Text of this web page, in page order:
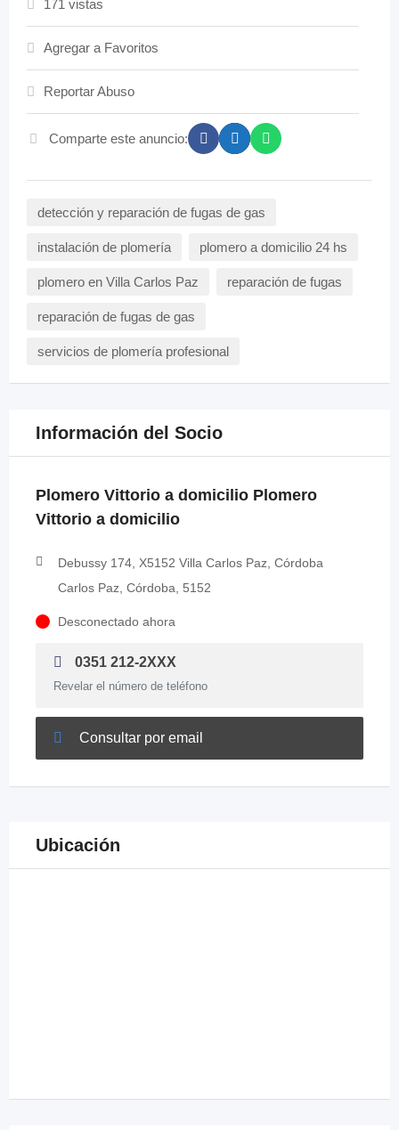
171 vistas
Agregar a Favoritos
Reportar Abuso
Comparte este anuncio:
detección y reparación de fugas de gas
instalación de plomería plomero a domicilio 24 hs
plomero en Villa Carlos Paz reparación de fugas
reparación de fugas de gas
servicios de plomería profesional
Información del Socio
Plomero Vittorio a domicilio Plomero
Vittorio a domicilio
Debussy 174, X5152 Villa Carlos Paz, Córdoba
Carlos Paz, Córdoba, 5152
Desconectado ahora
0351 212-2XXX
Revelar el número de teléfono
Consultar por email
Ubicación